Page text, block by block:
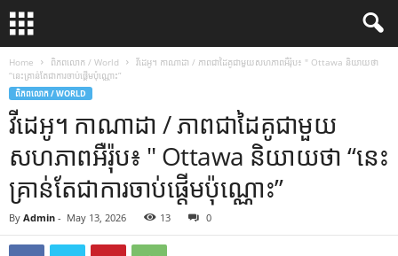
Home ពិភពលោក / World
វីដេអូ។ កាណាដា / ភាពជាដៃគូជាមួយសហភាពអឺរ៉ុប៖ " Ottawa និយាយថា
“នេះគ្រាន់តែជាការចាប់ផ្តើមប៉ុណ្ណោះ”
ពិភពលោក / WORLD
វីដេអូ។ កាណាដា / ភាពជាដៃគូជាមួយ
សហភាពអឺរ៉ុប៖ " Ottawa និយាយថា “នេះ
គ្រាន់តែជាការចាប់ផ្តើមប៉ុណ្ណោះ”
By Admin - May 13, 2026 13 0